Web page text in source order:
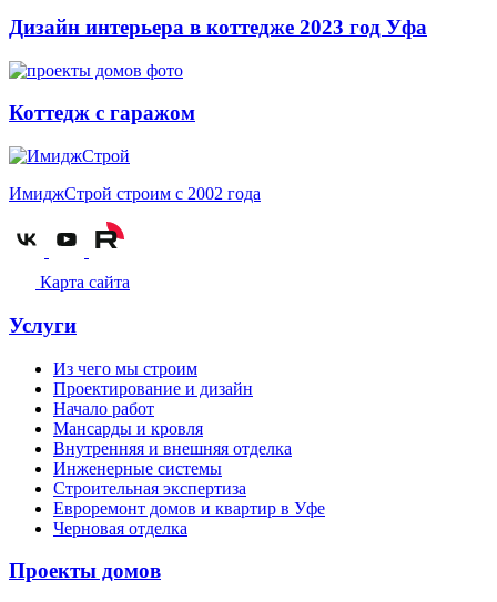
Дизайн интерьера в коттедже 2023 год Уфа
Коттедж с гаражом
ИмиджСтрой строим с 2002 года
Карта сайта
Услуги
Из чего мы строим
Проектирование и дизайн
Начало работ
Мансарды и кровля
Внутренняя и внешняя отделка
Инженерные системы
Строительная экспертиза
Евроремонт домов и квартир в Уфе
Черновая отделка
Проекты домов